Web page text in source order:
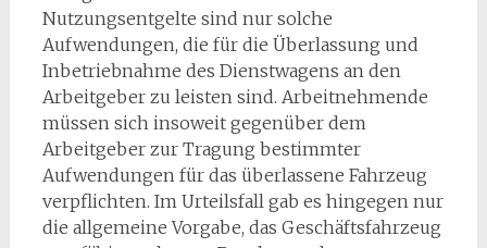
Nutzungsentgelte sind nur solche
Aufwendungen, die für die Überlassung und
Inbetriebnahme des Dienstwagens an den
Arbeitgeber zu leisten sind. Arbeitnehmende
müssen sich insoweit gegenüber dem
Arbeitgeber zur Tragung bestimmter
Aufwendungen für das überlassene Fahrzeug
verpflichten. Im Urteilsfall gab es hingegen nur
die allgemeine Vorgabe, das Geschäftsfahrzeug